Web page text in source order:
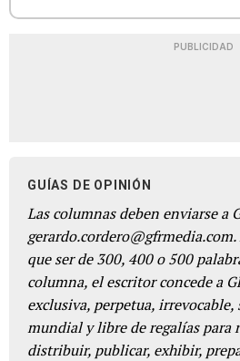
PUBLICIDAD
GUÍAS DE OPINIÓN
Las columnas deben enviarse a
que ser de 300, 400 o 500
columna, el escritor concede a
exclusiva, perpetua,
mundial y libre de regalías para
distribuir, publicar, exhibir,